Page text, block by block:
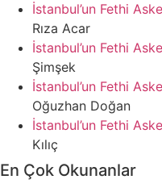
İstanbul’un Fethi
Rıza Acar
İstanbul’un Fethi
Şimşek
İstanbul’un Fethi
Oğuzhan Doğan
İstanbul’un Fethi
Kılıç
En Çok Okunanlar